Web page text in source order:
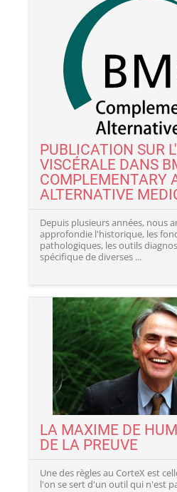
PUBLICATION SUR
VISCÉRALE DANS
COMPLEMENTARY
ALTERNATIVE
Depuis plusieurs années, nous
approfondie l'historique, les
pathologiques, les outils
spécifique de diverses ...
LA MAXIME DE
DE LA PREUVE
Une des règles au CorteX est
l'on se sert d'un outil qui n'est